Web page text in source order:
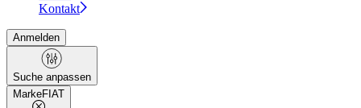
Kontakt
Anmelden
Suche anpassen
MarkeFIAT